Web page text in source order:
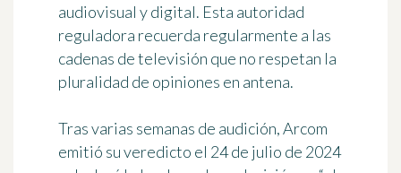
audiovisual y digital. Esta autoridad
reguladora recuerda regularmente a las
cadenas de televisión que no respetan la
pluralidad de opiniones en antena.
Tras varias semanas de audición, Arcom
emitió su veredicto el 24 de julio de 2024